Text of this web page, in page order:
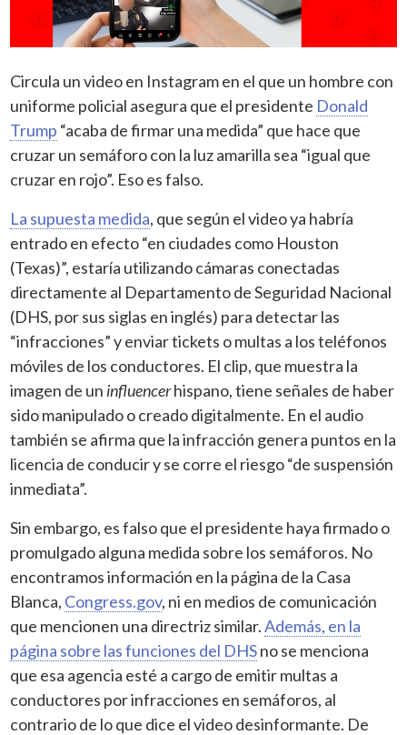
Circula un video en Instagram en el que un hombre con
uniforme policial asegura que el presidente Donald
Trump “acaba de firmar una medida” que hace que
cruzar un semáforo con la luz amarilla sea “igual que
cruzar en rojo”. Eso es falso.
La supuesta medida, que según el video ya habría
entrado en efecto “en ciudades como Houston
(Texas)”, estaría utilizando cámaras conectadas
directamente al Departamento de Seguridad Nacional
(DHS, por sus siglas en inglés) para detectar las
“infracciones” y enviar tickets o multas a los teléfonos
móviles de los conductores. El clip, que muestra la
imagen de un influencerhispano, tiene señales de haber
sido manipulado o creado digitalmente. En el audio
también se afirma que la infracción genera puntos en la
licencia de conducir y se corre el riesgo “de suspensión
inmediata”.
Sin embargo, es falso que el presidente haya firmado o
promulgado alguna medida sobre los semáforos. No
encontramos información en la página de la Casa
Blanca, Congress.gov, ni en medios de comunicación
que mencionen una directriz similar.Además, en la
página sobre las funciones del DHSno se menciona
que esa agencia esté a cargo de emitir multas a
conductores por infracciones en semáforos, al
contrario de lo que dice el video desinformante. De